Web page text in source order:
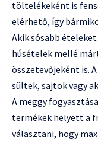
töltelékeként is
elérhető, így
Akik sósabb
húsételek mellé
összetevőjeként is.
sültek, sajtok vagy
A meggy
termékek helyett a
választani, hogy